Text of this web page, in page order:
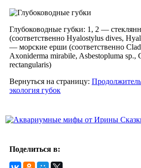
Глубоководные губки: 1, 2 —
(соответственно Hyalostylus dives,
— морские ерши (соответственно
Axoniderma mirabile, Asbestopluma sp.,
rectangularis)
Вернуться на страницу:
экология губок
Поделиться в: